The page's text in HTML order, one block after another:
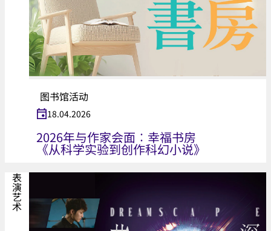
图书馆活动
18.04.2026
2026年与作家会面︰幸福书房
《从科学实验到创作科幻小说》
表演艺术